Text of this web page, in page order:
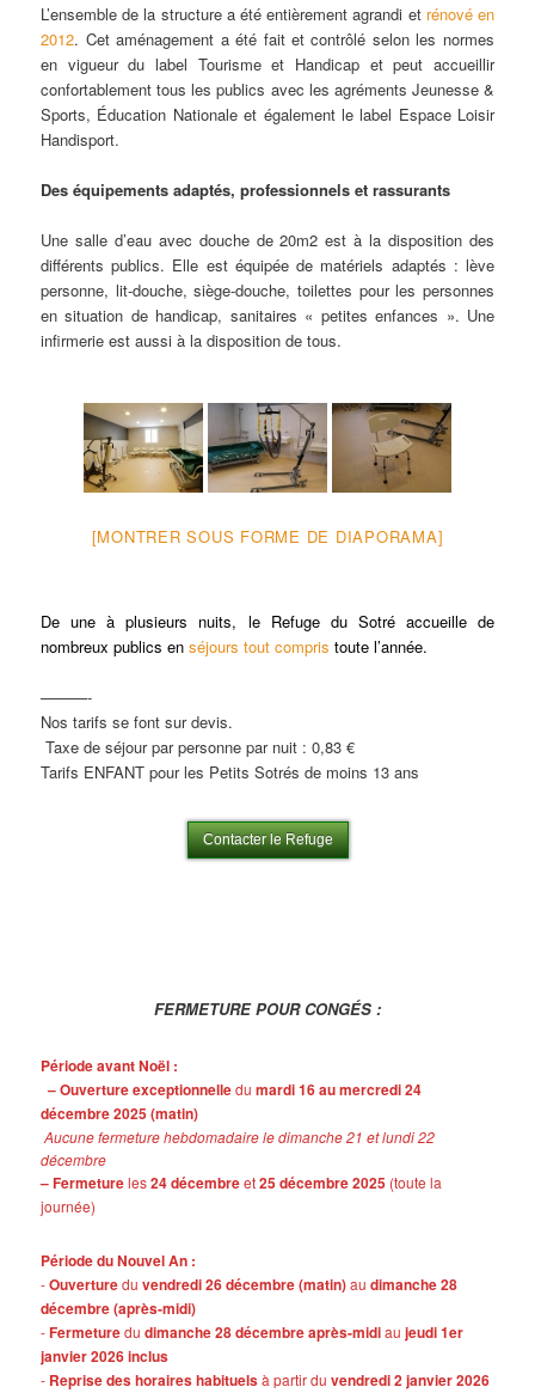
L’ensemble de la structure a été entièrement agrandi et rénové en
2012. Cet aménagement a été fait et contrôlé selon les normes
en vigueur du label Tourisme et Handicap et peut accueillir
confortablement tous les publics avec les agréments Jeunesse &
Sports, Éducation Nationale et également le label Espace Loisir
Handisport.
Des équipements adaptés, professionnels et rassurants
Une salle d’eau avec douche de 20m2 est à la disposition des
différents publics. Elle est équipée de matériels adaptés : lève
personne, lit-douche, siège-douche, toilettes pour les personnes
en situation de handicap, sanitaires « petites enfances ». Une
infirmerie est aussi à la disposition de tous.
[MONTRER SOUS FORME DE DIAPORAMA]
De une à plusieurs nuits, le Refuge du Sotré accueille de
nombreux publics enséjours tout compris toute l’année.
———-
Nos tarifs se font sur devis.
Taxe de séjour par personne par nuit : 0,83 €
Tarifs ENFANT pour les Petits Sotrés de moins 13 ans
Contacter le Refuge
FERMETURE POUR CONGÉS :
Période avant Noël :
– Ouverture exceptionnelledumardi 16 au mercredi 24
décembre 2025 (matin)
Aucune fermeture hebdomadaire le dimanche 21 et lundi 22
décembre
– Fermetureles24 décembreet25 décembre 2025 (toute la
journée)
Période du Nouvel An :
-Ouvertureduvendredi 26 décembre (matin)audimanche 28
décembre (après-midi)
-Fermeturedudimanche 28 décembre après-midiaujeudi 1er
janvier 2026 inclus
- Reprise des horaires habituelsà partir duvendredi 2 janvier 2026